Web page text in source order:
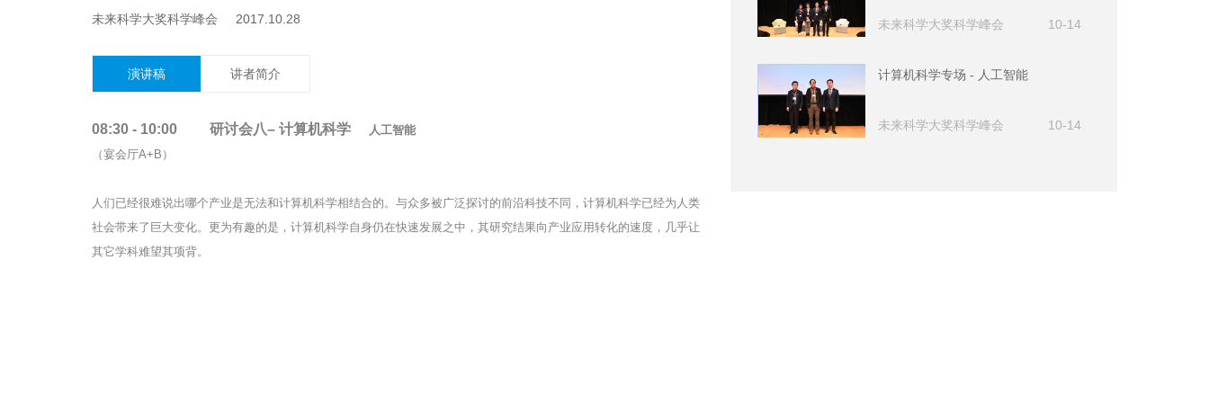
未来科学大奖科学峰会 2017.10.28
演讲稿 讲者简介
08:30 - 10:00 研讨会八– 计算机科学
人工智能
（宴会厅A+B）
人们已经很难说出哪个产业是无法和计算机科学相结合的。与众多被广泛探讨的前沿科技不同，计算机科学已经为人类
社会带来了巨大变化。更为有趣的是，计算机科学自身仍在快速发展之中，其研究结果向产业应用转化的速度，几乎让
其它学科难望其项背。
未来科学大奖科学峰会 10-14
计算机科学专场 - 人工智能
未来科学大奖科学峰会 10-14